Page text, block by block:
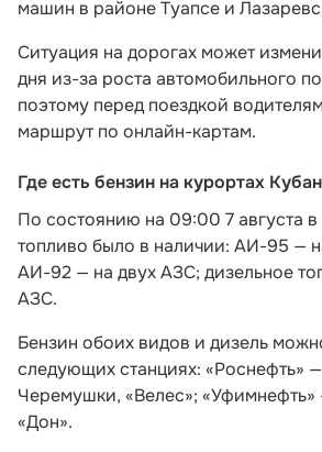
машин в районе Туапсе и
Ситуация на дорогах может
дня из-за роста автомобильного
поэтому перед поездкой
маршрут по онлайн-картам.
Где есть бензин на курортах
По состоянию на 09:00 7 августа
топливо было в наличии: АИ-95 —
АИ-92 — на двух АЗС; дизельное
АЗС.
Бензин обоих видов и дизель
следующих станциях: «Роснефть»
Черемушки, «Велес»;
«Дон».